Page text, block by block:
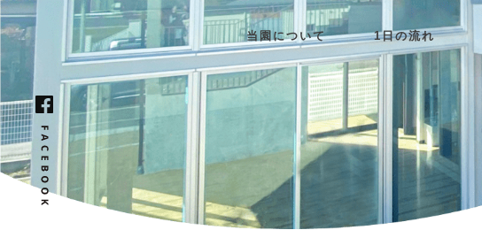
当園について 1日の流れ